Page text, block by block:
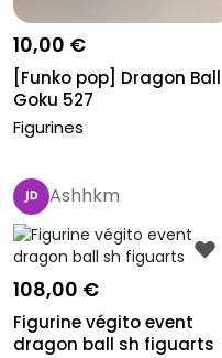
10,00 €
[Funko pop] Dragon Ball
Goku 527
Figurines
Ashhkm
108,00 €
Figurine végito event
dragon ball sh figuarts